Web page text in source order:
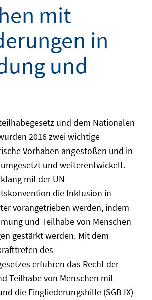
mit
in
und
und dem Nationalen
2016 zwei wichtige
Vorhaben angestoßen und in
und weiterentwickelt.
mit der UN-
die Inklusion in
vorangetrieben werden, indem
und Teilhabe von Menschen
gestärkt werden. Mit dem
des
erfuhren das Recht der
Teilhabe von Menschen mit
die Eingliederungshilfe (SGB IX)